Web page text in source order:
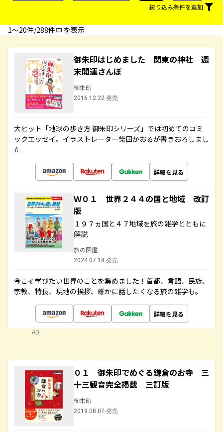
絞り込み条件を追加
1〜20件/288件中 を表示
御朱印はじめました 関東の神社 週
末開運さんぽ
御朱印
2016.12.22 発売
大ヒット「地球の歩き方 御朱印シリーズ」では初めてのコミ
ックエッセイ。イラストレーター柴田かおるが書きおろしまし
た
詳細を見る
Ｗ０１ 世界２４４の国と地域 改訂
版
１９７ヵ国と４７地域を旅の雑学とともに
解説
旅の図鑑
2024.07.18 発売
今こそ学びたい世界のことを集めました！首都、言語、民族、
宗教、特長、現地の挨拶、誰かに話したくなる旅の雑学も。
詳細を見る
AD
０１ 御朱印でめぐる鎌倉のお寺 三
十三観音完全掲載 三訂版
御朱印
2019.08.07 発売